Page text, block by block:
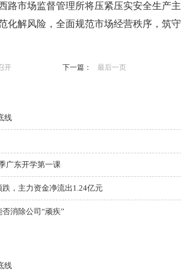
路市场监督管理所将压紧压实安全生产
化解风险，全面规范市场经营秩序，筑守
开 下一篇： 最后一页
线
广东开学第一课
，主力资金净流出1.24亿元
消除公司“顽疾”
线